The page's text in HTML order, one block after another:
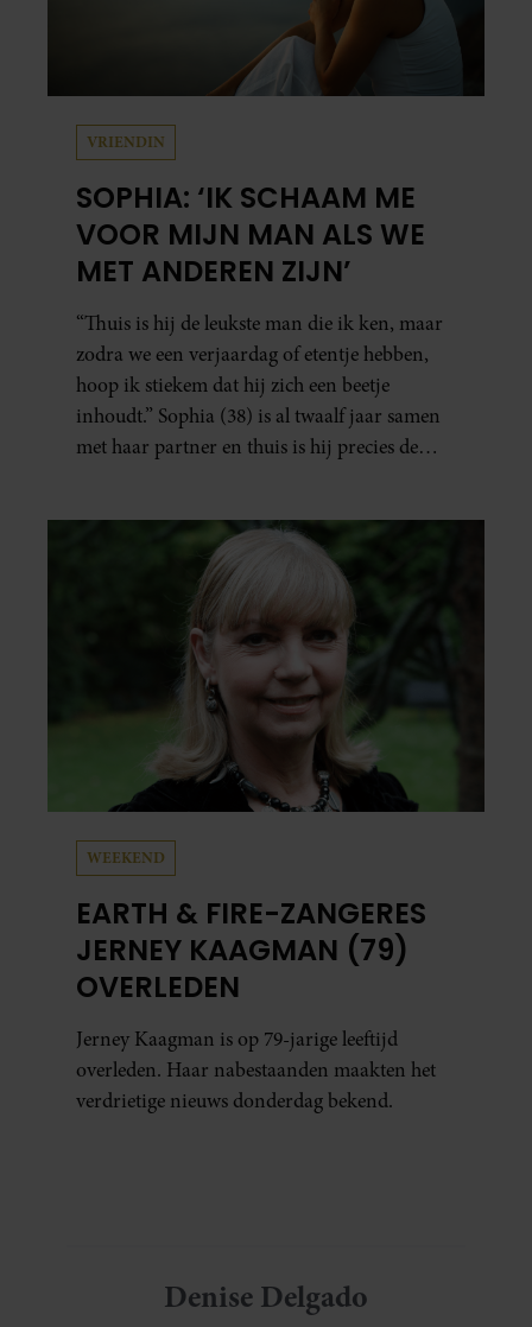
VRIENDIN
SOPHIA: ‘IK SCHAAM ME
VOOR MIJN MAN ALS WE
MET ANDEREN ZIJN’
“Thuis is hij de leukste man die ik ken, maar
zodra we een verjaardag of etentje hebben,
hoop ik stiekem dat hij zich een beetje
inhoudt.” Sophia (38) is al twaalf jaar samen
met haar partner en thuis is hij precies de
vaker schaamt zodra ze samen onder de
WEEKEND
EARTH & FIRE-ZANGERES
JERNEY KAAGMAN (79)
OVERLEDEN
Jerney Kaagman is op 79-jarige leeftijd
overleden. Haar nabestaanden maakten het
verdrietige nieuws donderdag bekend.
Denise Delgado